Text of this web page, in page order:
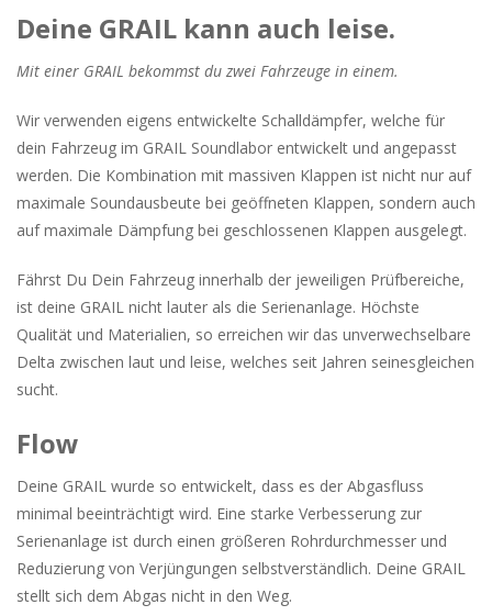
Deine GRAIL kann auch leise.
Mit einer GRAIL bekommst du zwei Fahrzeuge in einem.
Wir verwenden eigens entwickelte Schalldämpfer, welche für
dein Fahrzeug im GRAIL Soundlabor entwickelt und angepasst
werden. Die Kombination mit massiven Klappen ist nicht nur auf
maximale Soundausbeute bei geöffneten Klappen, sondern auch
auf maximale Dämpfung bei geschlossenen Klappen ausgelegt.
Fährst Du Dein Fahrzeug innerhalb der jeweiligen Prüfbereiche,
ist deine GRAIL nicht lauter als die Serienanlage. Höchste
Qualität und Materialien, so erreichen wir das unverwechselbare
Delta zwischen laut und leise, welches seit Jahren seinesgleichen
sucht.
Flow
Deine GRAIL wurde so entwickelt, dass es der Abgasfluss
minimal beeinträchtigt wird. Eine starke Verbesserung zur
Serienanlage ist durch einen größeren Rohrdurchmesser und
Reduzierung von Verjüngungen selbstverständlich. Deine GRAIL
stellt sich dem Abgas nicht in den Weg.